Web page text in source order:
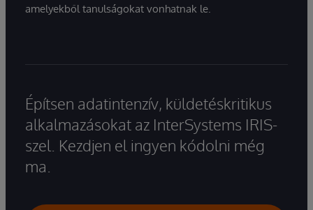
amelyekből tanulságokat vonhatnak le.
Építsen adatintenzív, küldetéskritikus
alkalmazásokat az InterSystems IRIS-
szel. Kezdjen el ingyen kódolni még
ma.